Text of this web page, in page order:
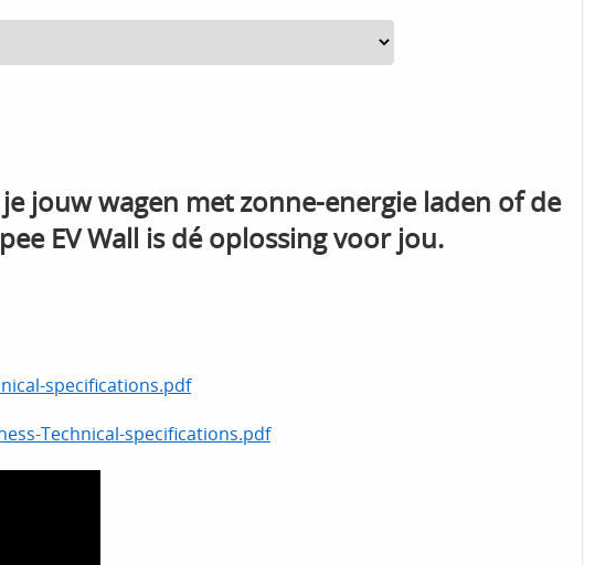
jouw wagen met zonne-energie laden of de
EV Wall is dé oplossing voor jou.
specifications.pdf
Technical-specifications.pdf